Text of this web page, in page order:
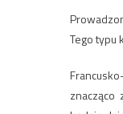
Tego typu
znacząco